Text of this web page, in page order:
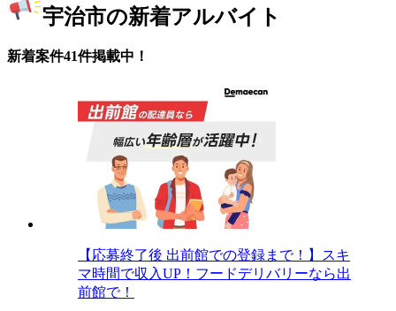
宇治市の新着アルバイト
新着案件41件掲載中！
【応募終了後 出前館での登録まで！】スキ
マ時間で収入UP！フードデリバリーなら出
前館で！